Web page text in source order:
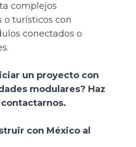
complejos
o turísticos con
conectados o
un proyecto con
modulares? Haz
contactarnos.
con México al